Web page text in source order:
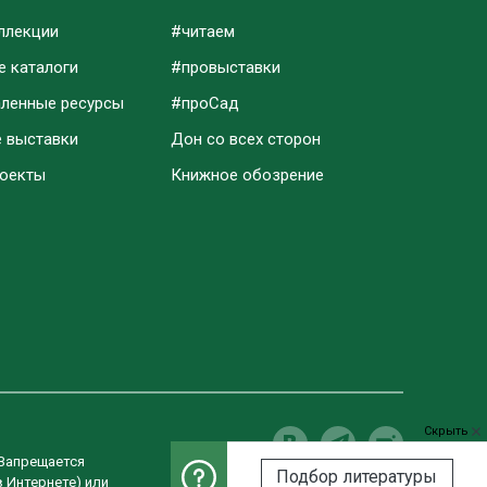
Скрыть
Подбор литературы
каталоги
ресурсы
выставки
#читаем
#провыставки
#проСад
Дон со всех сторон
Книжное обозрение
Интернете) или